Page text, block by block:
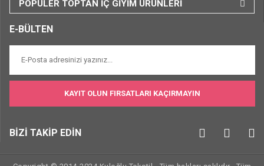
POPÜLER TOPTAN İÇ GİYİM ÜRÜNLERİ
E-BÜLTEN
KAYIT OLUN FIRSATLARI KAÇIRMAYIN
BİZİ TAKİP EDİN